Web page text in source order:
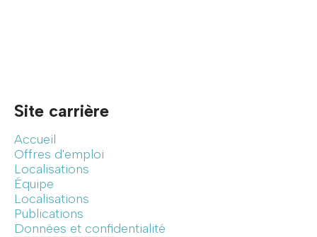
Site carrière
Accueil
Offres d'emploi
Localisations
Équipe
Localisations
Publications
Données et confidentialité